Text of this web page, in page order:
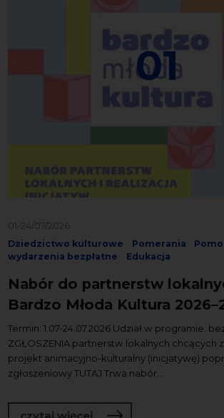
01
01-24/07/2026
Dziedzictwo kulturowe Pomerania
wydarzenia bezpłatne
Edukacja
Nabór do partnerstw
Bardzo Młoda Kultura
Termin: 1.07-24.07.2026 Udział w programie:
ZGŁOSZENIA partnerstw lokalnych chcących
projekt animacyjno-kulturalny (inicjatywę)
zgłoszeniowy TUTAJ Trwa nabór...
o Nabór do